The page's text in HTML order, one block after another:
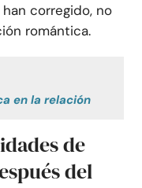
corregido, no
romántica.
en la relación
de
del